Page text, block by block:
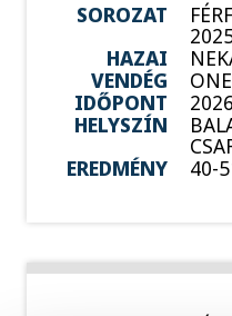
SOROZAT
HAZAI
VENDÉG
IDŐPONT
HELYSZÍN
EREDMÉNY
40-